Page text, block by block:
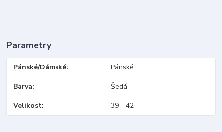
Parametry
Pánské/Dámské Pánské
Barva Šedá
Velikost 39 - 42